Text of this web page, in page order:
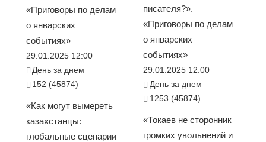
«Приговоры по делам
о январских
событиях»
29.01.2025 12:00
День за днем
152 (45874)
«Как могут вымереть
казахстанцы:
глобальные сценарии
писателя?».
«Приговоры по делам
о январских
событиях»
29.01.2025 12:00
День за днем
1253 (45874)
«Токаев не сторонник
громких увольнений и